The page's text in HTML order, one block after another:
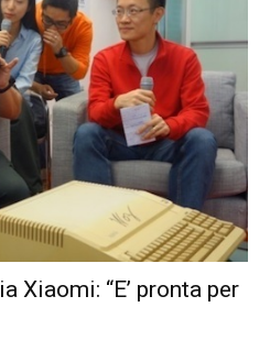
Xiaomi: “E’ pronta per